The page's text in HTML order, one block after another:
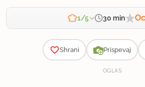
1/5 30 min
Shrani Prispevaj
OGLAS